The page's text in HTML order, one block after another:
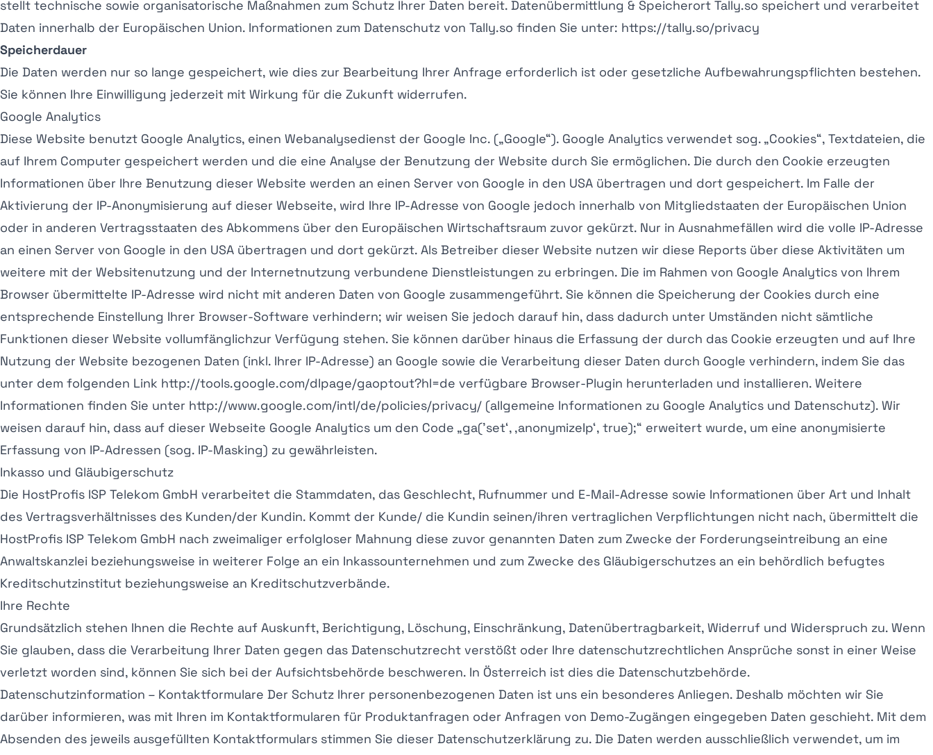
stellt technische sowie organisatorische Maßnahmen zum Schutz Ihrer Daten bereit. Datenübermittlung & Speicherort Tally.so speichert und verarbeitet
Daten innerhalb der Europäischen Union. Informationen zum Datenschutz von Tally.so finden Sie unter: https://tally.so/privacy
Speicherdauer
Die Daten werden nur so lange gespeichert, wie dies zur Bearbeitung Ihrer Anfrage erforderlich ist oder gesetzliche Aufbewahrungspflichten bestehen.
Sie können Ihre Einwilligung jederzeit mit Wirkung für die Zukunft widerrufen.
Google Analytics
Diese Website benutzt Google Analytics, einen Webanalysedienst der Google Inc. („Google“). Google Analytics verwendet sog. „Cookies“, Textdateien, die
auf Ihrem Computer gespeichert werden und die eine Analyse der Benutzung der Website durch Sie ermöglichen. Die durch den Cookie erzeugten
Informationen über Ihre Benutzung dieser Website werden an einen Server von Google in den USA übertragen und dort gespeichert. Im Falle der
Aktivierung der IP-Anonymisierung auf dieser Webseite, wird Ihre IP-Adresse von Google jedoch innerhalb von Mitgliedstaaten der Europäischen Union
oder in anderen Vertragsstaaten des Abkommens über den Europäischen Wirtschaftsraum zuvor gekürzt. Nur in Ausnahmefällen wird die volle IP-Adresse
an einen Server von Google in den USA übertragen und dort gekürzt. Als Betreiber dieser Website nutzen wir diese Reports über diese Aktivitäten um
weitere mit der Websitenutzung und der Internetnutzung verbundene Dienstleistungen zu erbringen. Die im Rahmen von Google Analytics von Ihrem
Browser übermittelte IP-Adresse wird nicht mit anderen Daten von Google zusammengeführt. Sie können die Speicherung der Cookies durch eine
entsprechende Einstellung Ihrer Browser-Software verhindern; wir weisen Sie jedoch darauf hin, dass dadurch unter Umständen nicht sämtliche
Funktionen dieser Website vollumfänglichzur Verfügung stehen. Sie können darüber hinaus die Erfassung der durch das Cookie erzeugten und auf Ihre
Nutzung der Website bezogenen Daten (inkl. Ihrer IP-Adresse) an Google sowie die Verarbeitung dieser Daten durch Google verhindern, indem Sie das
unter dem folgenden Link http://tools.google.com/dlpage/gaoptout?hl=de verfügbare Browser-Plugin herunterladen und installieren. Weitere
Informationen finden Sie unter http://www.google.com/intl/de/policies/privacy/ (allgemeine Informationen zu Google Analytics und Datenschutz). Wir
weisen darauf hin, dass auf dieser Webseite Google Analytics um den Code „ga(’set‘, ‚anonymizeIp‘, true);“ erweitert wurde, um eine anonymisierte
Erfassung von IP-Adressen (sog. IP-Masking) zu gewährleisten.
Inkasso und Gläubigerschutz
Die HostProfis ISP Telekom GmbH verarbeitet die Stammdaten, das Geschlecht, Rufnummer und E-Mail-Adresse sowie Informationen über Art und Inhalt
des Vertragsverhältnisses des Kunden/der Kundin. Kommt der Kunde/ die Kundin seinen/ihren vertraglichen Verpflichtungen nicht nach, übermittelt die
HostProfis ISP Telekom GmbH nach zweimaliger erfolgloser Mahnung diese zuvor genannten Daten zum Zwecke der Forderungseintreibung an eine
Anwaltskanzlei beziehungsweise in weiterer Folge an ein Inkassounternehmen und zum Zwecke des Gläubigerschutzes an ein behördlich befugtes
Kreditschutzinstitut beziehungsweise an Kreditschutzverbände.
Ihre Rechte
Grundsätzlich stehen Ihnen die Rechte auf Auskunft, Berichtigung, Löschung, Einschränkung, Datenübertragbarkeit, Widerruf und Widerspruch zu. Wenn
Sie glauben, dass die Verarbeitung Ihrer Daten gegen das Datenschutzrecht verstößt oder Ihre datenschutzrechtlichen Ansprüche sonst in einer Weise
verletzt worden sind, können Sie sich bei der Aufsichtsbehörde beschweren. In Österreich ist dies die Datenschutzbehörde.
Datenschutzinformation – Kontaktformulare Der Schutz Ihrer personenbezogenen Daten ist uns ein besonderes Anliegen. Deshalb möchten wir Sie
darüber informieren, was mit Ihren im Kontaktformularen für Produktanfragen oder Anfragen von Demo-Zugängen eingegeben Daten geschieht. Mit dem
Absenden des jeweils ausgefüllten Kontaktformulars stimmen Sie dieser Datenschutzerklärung zu. Die Daten werden ausschließlich verwendet, um im